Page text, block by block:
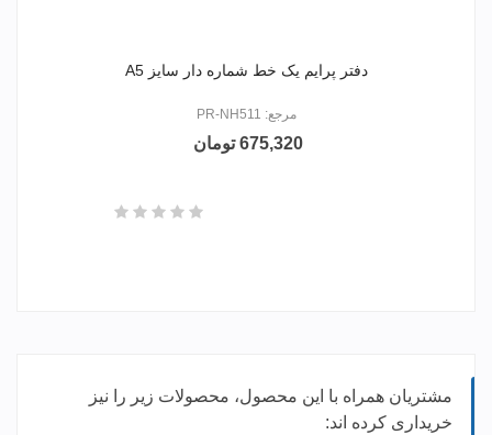
دفتر پرایم یک خط شماره دار سایز A5
مرجع: PR-NH511
675,320 تومان
مشتریان همراه با این محصول، محصولات زیر را نیز
خریداری کرده اند: